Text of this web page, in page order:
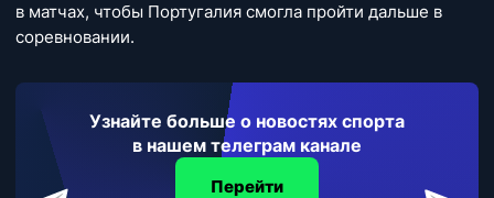
в матчах, чтобы Португалия смогла пройти дальше в
соревновании.
Узнайте больше о новостях спорта
в нашем телеграм канале
Перейти